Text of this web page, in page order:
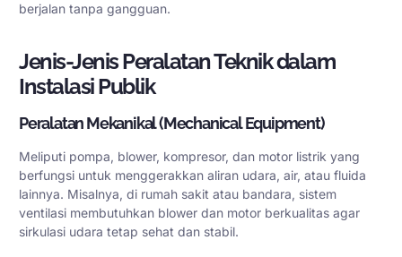
berjalan tanpa gangguan.
Jenis-Jenis Peralatan Teknik dalam
Instalasi Publik
Peralatan Mekanikal (Mechanical Equipment)
Meliputi pompa, blower, kompresor, dan motor listrik yang
berfungsi untuk menggerakkan aliran udara, air, atau fluida
lainnya. Misalnya, di rumah sakit atau bandara, sistem
ventilasi membutuhkan blower dan motor berkualitas agar
sirkulasi udara tetap sehat dan stabil.